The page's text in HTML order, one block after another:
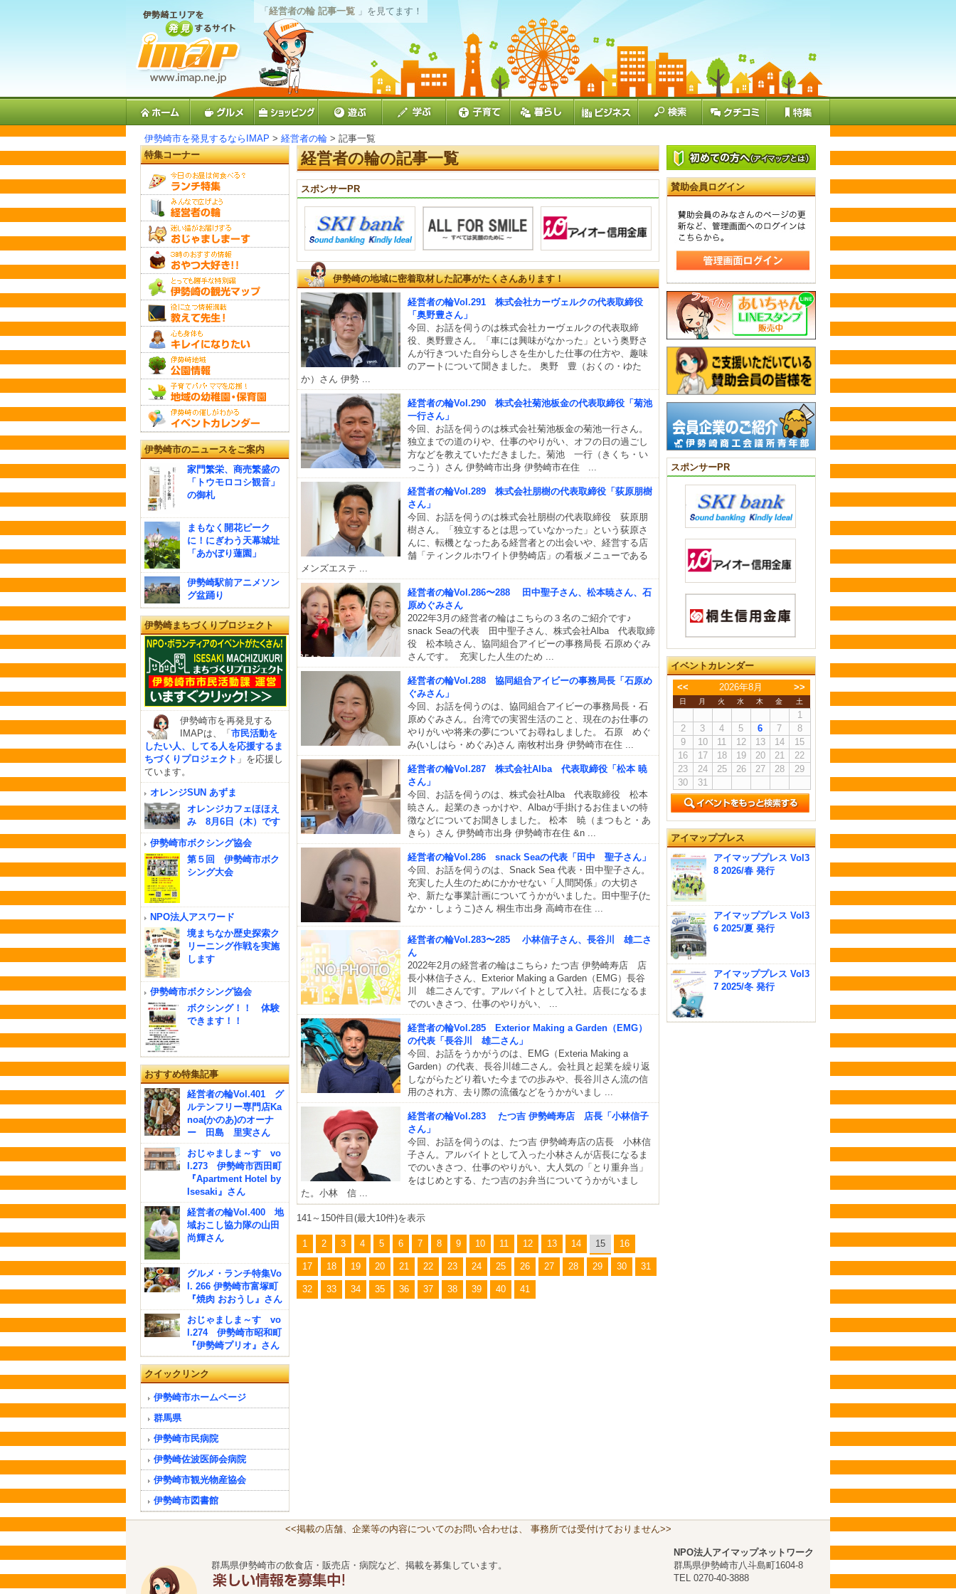
「経営者の輪 記事一覧 」を見てます！
伊勢崎市を発見するならIMAP > 経営者の輪 > 記事一覧
経営者の輪の記事一覧
スポンサーPR
伊勢崎の地域に密着取材した記事がたくさんあります！
経営者の輪Vol.291 株式会社カーヴェルクの代表取締役
「奥野豊さん」
今回、お話を伺うのは株式会社カーヴェルクの代表取締
役、奥野豊さん。「車には興味がなかった」という奥野さ
んが行きついた自分らしさを生かした仕事の仕方や、趣味
のアートについて聞きました。 奥野 豊（おくの・ゆた
か）さん 伊勢 ...
経営者の輪Vol.290 株式会社菊池板金の代表取締役「菊池
一行さん」
今回、お話を伺うのは株式会社菊池板金の菊池一行さん。
独立までの道のりや、仕事のやりがい、オフの日の過ごし
方などを教えていただきました。菊池 一行（きくち・い
っこう）さん 伊勢崎市出身 伊勢崎市在住 ...
経営者の輪Vol.289 株式会社朋樹の代表取締役「荻原朋樹
さん」
今回、お話を伺うのは株式会社朋樹の代表取締役 荻原朋
樹さん。「独立するとは思っていなかった」という荻原さ
んに、転機となったある経営者との出会いや、経営する店
舗「ティンクルホワイト伊勢崎店」の看板メニューである
メンズエステ ...
経営者の輪Vol.286〜288 田中聖子さん、松本暁さん、石
原めぐみさん
2022年3月の経営者の輪はこちらの３名のご紹介です♪
snack Seaの代表 田中聖子さん、株式会社Alba 代表取締
役 松本暁さん、協同組合アイビーの事務局長 石原めぐみ
さんです。 充実した人生のため ...
経営者の輪Vol.288 協同組合アイビーの事務局長「石原め
ぐみさん」
今回、お話を伺うのは、協同組合アイビーの事務局長・石
原めぐみさん。台湾での実習生活のこと、現在のお仕事の
やりがいや将来の夢についてお尋ねしました。 石原 めぐ
み(いしはら・めぐみ)さん 南牧村出身 伊勢崎市在住 ...
経営者の輪Vol.287 株式会社Alba 代表取締役「松本 暁
さん」
今回、お話を伺うのは、株式会社Alba 代表取締役 松本
暁さん。起業のきっかけや、Albaが手掛けるお住まいの特
徴などについてお聞きしました。 松本 暁（まつもと・あ
きら）さん 伊勢崎市出身 伊勢崎市在住 &n ...
経営者の輪Vol.286 snack Seaの代表「田中 聖子さん」
今回、お話を伺うのは、Snack Sea 代表・田中聖子さん。
充実した人生のためにかかせない「人間関係」の大切さ
や、新たな事業計画についてうかがいました。田中聖子(た
なか・しょうこ)さん 桐生市出身 高崎市在住 ...
経営者の輪Vol.283〜285 小林信子さん、長谷川 雄二さ
ん
2022年2月の経営者の輪はこちら♪ たつ吉 伊勢崎寿店 店
長小林信子さん、Exterior Making a Garden（EMG）長谷
川 雄二さんです。アルバイトとして入社。店長になるま
でのいきさつ、仕事のやりがい、 ...
経営者の輪Vol.285 Exterior Making a Garden（EMG）
の代表「長谷川 雄二さん」
今回、お話をうかがうのは、EMG（Exteria Making a
Garden）の代表、長谷川雄二さん。会社員と起業を繰り返
しながらたどり着いた今までの歩みや、長谷川さん流の信
用のされ方、去り際の流儀などをうかがいまし ...
経営者の輪Vol.283 たつ吉 伊勢崎寿店 店長「小林信子
さん」
今回、お話を伺うのは、たつ吉 伊勢崎寿店の店長 小林信
子さん。アルバイトとして入った小林さんが店長になるま
でのいきさつ、仕事のやりがい、大人気の「とり重弁当」
をはじめとする、たつ吉のお弁当についてうかがいまし
た。小林 信 ...
141～150件目(最大10件)を表示
1 2 3 4 5 6 7 8 9 10 11 12 13 14 15 16
17 18 19 20 21 22 23 24 25 26 27 28 29 30 31
32 33 34 35 36 37 38 39 40 41
特集コーナー
伊勢崎市のニュースをご案内
家門繁栄、商売繁盛の
「トウモロコシ観音」
の御札
まもなく開花ピーク
に！にぎわう天幕城址
「あかぼり蓮園」
伊勢崎駅前アニメソン
グ盆踊り
伊勢崎まちづくりプロジェクト
伊勢崎市を再発見する
IMAPは、「市民活動を
したい人、してる人を応援するま
ちづくりプロジェクト 」を応援し
ています。
オレンジSUN あずま
オレンジカフェほほえ
み 8月6日（木）です
伊勢崎市ボクシング協会
第５回 伊勢崎市ボク
シング大会
NPO法人アスワード
境まちなか歴史探索ク
リーニング作戦を実施
します
伊勢崎市ボクシング協会
ボクシング！！ 体験
できます！！
おすすめ特集記事
経営者の輪Vol.401 グ
ルテンフリー専門店Ka
noa(かのあ)のオーナ
ー 田島 里実さん
おじゃましま～す vo
l.273 伊勢崎市西田町
『Apartment Hotel by
Isesaki』さん
経営者の輪Vol.400 地
域おこし協力隊の山田
尚輝さん
グルメ・ランチ特集Vo
l. 266 伊勢崎市富塚町
『焼肉 おおうし』さん
おじゃましま～す vo
l.274 伊勢崎市昭和町
『伊勢崎プリオ』さん
クイックリンク
伊勢崎市ホームページ
群馬県
伊勢崎市民病院
伊勢崎佐波医師会病院
伊勢崎市観光物産協会
伊勢崎市図書館
賛助会員ログイン
スポンサーPR
イベントカレンダー
<<
2026年8月 >>
日 月 火 水 木 金 土
1
2
3 4 5 6 7
8
9
10 11 12 13 14
15
16
17 18 19 20 21
22
23
24 25 26 27 28
29
30
31
アイマッププレス
アイマッププレス Vol3
8 2026/春 発行
アイマッププレス Vol3
6 2025/夏 発行
アイマッププレス Vol3
7 2025/冬 発行
<<掲載の店舗、企業等の内容についてのお問い合わせは、 事務所では受付けておりません>>
群馬県伊勢崎市の飲食店・販売店・病院など、掲載を募集しています。
NPO法人アイマップネットワーク
群馬県伊勢崎市八斗島町1604-8
TEL 0270-40-3888